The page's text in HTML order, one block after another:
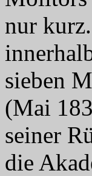
nur
sieben
(Mai
seiner
die